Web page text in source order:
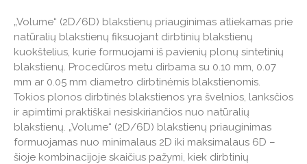
„Volume“ (2D/6D) blakstienų priauginimas atliekamas prie
natūralių blakstienų fiksuojant dirbtinių blakstienų
kuokštelius, kurie formuojami iš pavienių plonų sintetinių
blakstienų. Procedūros metu dirbama su 0.10 mm, 0.07
mm ar 0.05 mm diametro dirbtinėmis blakstienomis.
Tokios plonos dirbtinės blakstienos yra švelnios, lanksčios
ir apimtimi praktiškai nesiskiriančios nuo natūralių
blakstienų. „Volume“ (2D/6D) blakstienų priauginimas
formuojamas nuo minimalaus 2D iki maksimalaus 6D –
šioje kombinacijoje skaičius pažymi, kiek dirbtinių